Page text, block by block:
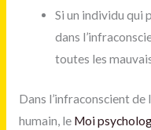
Si un individu qui
dans
toutes les
Dans l’infraconscient de
humain, le Moi